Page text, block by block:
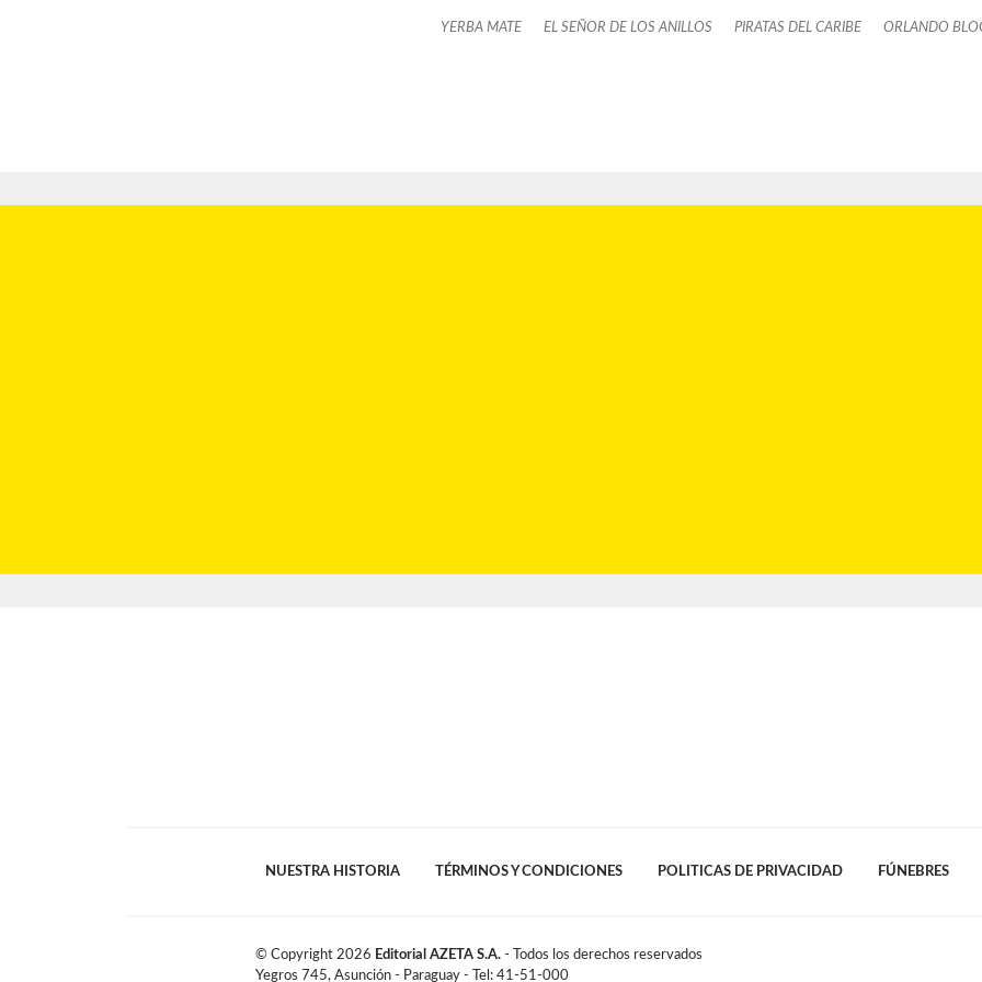
YERBA MATE EL SEÑOR DE LOS ANILLOS PIRATAS DEL CARIBE ORLANDO
NUESTRA HISTORIA TÉRMINOS Y CONDICIONES POLITICAS DE PRIVACIDAD FÚNEBRES
© Copyright 2026 Editorial AZETA S.A. - Todos los derechos reservados
Yegros 745, Asunción - Paraguay - Tel: 41-51-000